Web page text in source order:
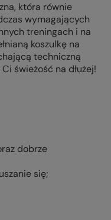
która równie
wymagających
treningach i na
koszulkę na
techniczną
świeżość na dłużej!
dobrze
się;